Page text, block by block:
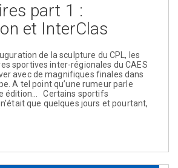
part 1 :
et InterClas
de la sculpture du CPL, les
sportives inter-régionales du CAES
avec de magnifiques finales dans
A tel point qu’une rumeur parle
édition… Certains sportifs
que quelques jours et pourtant,